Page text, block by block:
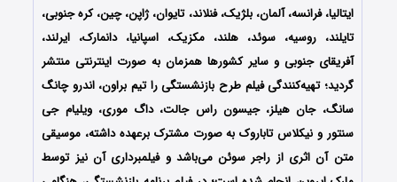
ایتالیا، فرانسه، آلمان، بلژیک، فنلاند، تایوان، ژاپن، چین، کره جنوبی،
تایلند، روسیه، سوئد، هلند، مکزیک، اسپانیا، دانمارک، ایرلند،
آفریقای جنوبی و سایر کشورها همزمان به صورت اینترنتی منتشر
گردید؛ تهیه‌کنندگی فیلم طرح بازنشستگی را تیم براون، اندرو چانگ
سانگ، جان هیلز، جیسون راس جالت، داگ موری، ویلیام جی
سنتور و نیکلاس تاباروک به صورت مشترک برعهده داشته، موسیقی
متن آن اثری از راجر سوئن می‌باشد و فیلمبرداری آن نیز توسط